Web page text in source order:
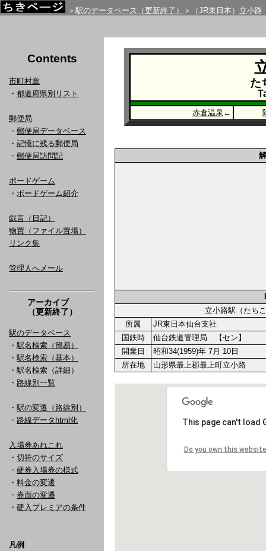
＞ 駅のデータベース（更新終了） ＞（JR東日本）立小路
Contents
市町村章
・ 都道府県別リスト
郵便局
・ 郵便局データベース
・ 記憶に残る郵便局
・ 郵便局訪問記
ボードゲーム
・ ボードゲーム紹介
戯言（日記）
物置（ファイル置場）
リンク集
管理人へメール
アーカイブ
（更新終了）
駅のデータベース
・ 駅名検索（簡易）
・ 駅名検索（基本）
・駅名検索（詳細）
・ 路線別一覧
・ 駅の変遷（路線別）
・ 路線データhtml化
入場券あれこれ
・ 切符のサイズ
・ 硬券入場券の様式
・ 料金の変遷
・ 券面の変遷
・ 硬入プレミアの条件
凡例
た
赤倉温泉 ←
立小路駅（た
所属
JR東日本仙台支社
国鉄時
仙台鉄道管理局 【セン】
開業日
昭和34(1959)年 7月 10日
所在地
山形県最上郡最上町立小路